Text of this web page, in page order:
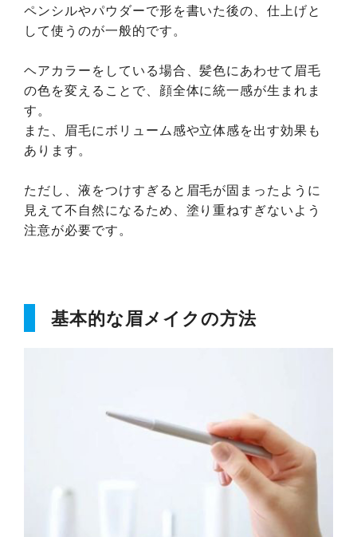
ペンシルやパウダーで形を書いた後の、仕上げと
して使うのが一般的です。
ヘアカラーをしている場合、髪色にあわせて眉毛
の色を変えることで、顔全体に統一感が生まれま
す。
また、眉毛にボリューム感や立体感を出す効果も
あります。
ただし、液をつけすぎると眉毛が固まったように
見えて不自然になるため、塗り重ねすぎないよう
注意が必要です。
基本的な眉メイクの方法